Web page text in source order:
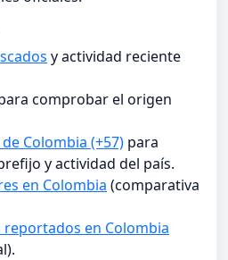
y actividad reciente
comprobar el origen
Colombia (+57) para
y actividad del país.
en Colombia (comparativa
en Colombia